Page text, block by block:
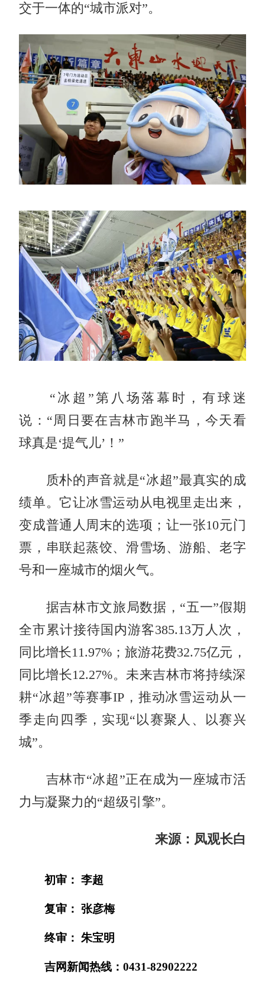
交于一体的“城市派对”。
“冰超”第八场落幕时，有球迷
说：“周日要在吉林市跑半马，今天看
球真是‘提气儿’！”
质朴的声音就是“冰超”最真实的成
绩单。它让冰雪运动从电视里走出来，
变成普通人周末的选项；让一张10元门
票，串联起蒸饺、滑雪场、游船、老字
号和一座城市的烟火气。
据吉林市文旅局数据，“五一”假期
全市累计接待国内游客385.13万人次，
同比增长11.97%；旅游花费32.75亿元，
同比增长12.27%。未来吉林市将持续深
耕“冰超”等赛事IP，推动冰雪运动从一
季走向四季，实现“以赛聚人、以赛兴
城”。
吉林市“冰超”正在成为一座城市活
力与凝聚力的“超级引擎”。
来源：凤观长白
初审： 李超
复审： 张彦梅
终审： 朱宝明
吉网新闻热线：0431-82902222